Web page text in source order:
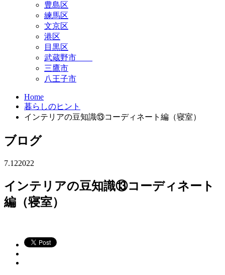
豊島区
練馬区
文京区
港区
目黒区
武蔵野市
三鷹市
八王子市
Home
暮らしのヒント
インテリアの豆知識⑬コーディネート編（寝室）
ブログ
7.122022
インテリアの豆知識⑬コーディネート
編（寝室）